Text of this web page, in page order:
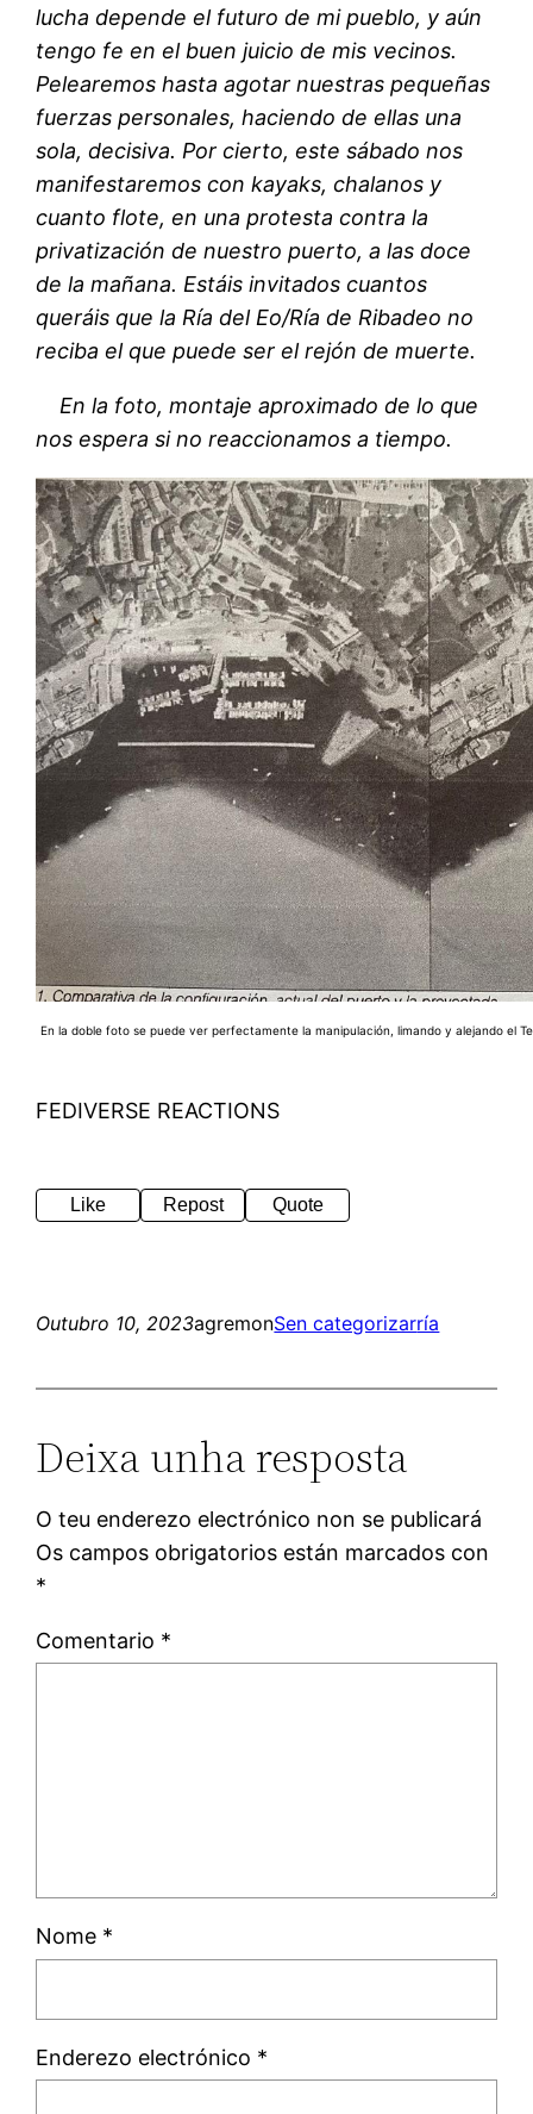
lucha depende el futuro de mi pueblo, y aún
tengo fe en el buen juicio de mis vecinos.
Pelearemos hasta agotar nuestras pequeñas
fuerzas personales, haciendo de ellas una
sola, decisiva. Por cierto, este sábado nos
manifestaremos con kayaks, chalanos y
cuanto flote, en una protesta contra la
privatización de nuestro puerto, a las doce
de la mañana. Estáis invitados cuantos
queráis que la Ría del Eo/Ría de Ribadeo no
reciba el que puede ser el rejón de muerte.
En la foto, montaje aproximado de lo que
nos espera si no reaccionamos a tiempo.
En la doble foto se puede ver perfectamente la manipulación, limando y alejando el
FEDIVERSE REACTIONS
Like Repost Quote
Outubro 10, 2023agremonSen categorizarría
Deixa unha resposta
O teu enderezo electrónico non se publicará
Os campos obrigatorios están marcados con
*
Comentario *
Nome *
Enderezo electrónico *